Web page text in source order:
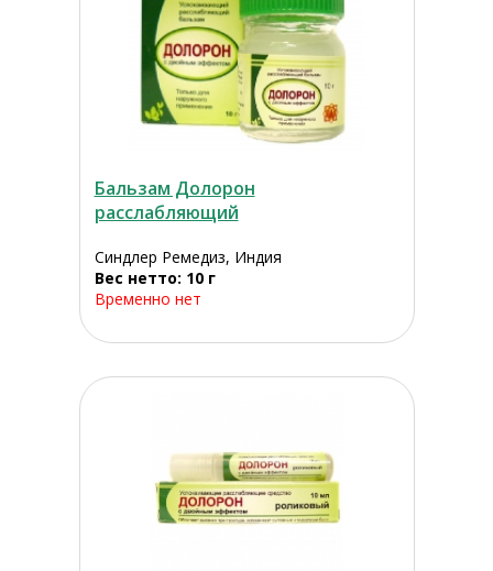
Бальзам Долорон
расслабляющий
Синдлер Ремедиз, Индия
Вес нетто: 10 г
Временно нет